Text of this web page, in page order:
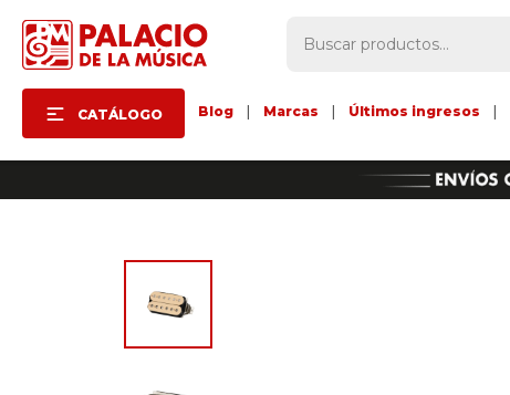
CATÁLOGO Blog Marcas Últimos ingresos